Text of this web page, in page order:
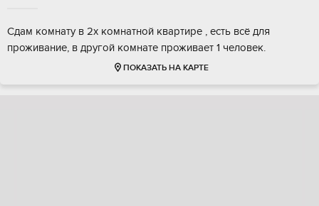
Сдам комнату в 2х комнатной квартире , есть всё для
проживание, в другой комнате проживает 1 человек.
ПОКАЗАТЬ НА КАРТЕ